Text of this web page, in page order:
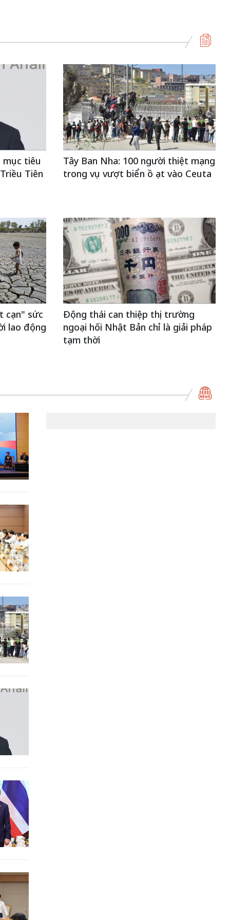
mục tiêu
Tiên
Tây Ban Nha: 100 người thiệt mạng
trong vụ vượt biển ồ ạt vào Ceuta
cạn" sức
lao động
Động thái can thiệp thị trường
ngoại hối Nhật Bản chỉ là giải pháp
tạm thời